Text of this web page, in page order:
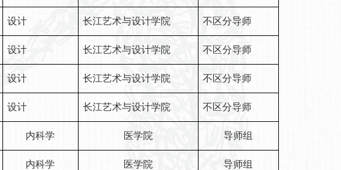
设计 长江艺术与设计学院 不区分导师
设计 长江艺术与设计学院 不区分导师
设计 长江艺术与设计学院 不区分导师
设计 长江艺术与设计学院 不区分导师
内科学 医学院 导师组
内科学 医学院 导师组